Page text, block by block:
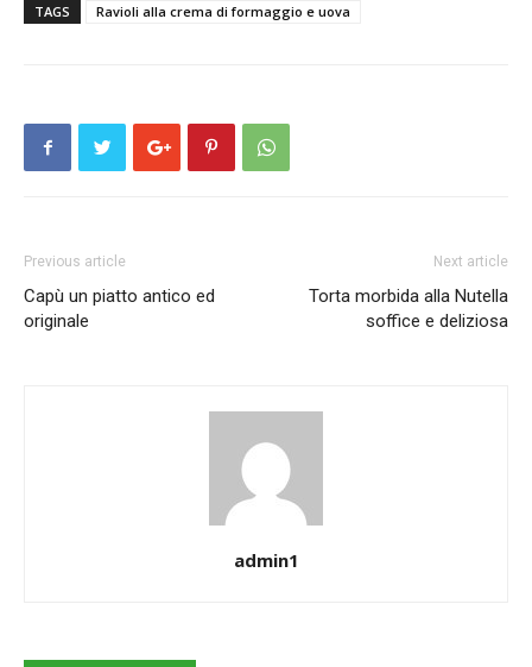
TAGS Ravioli alla crema di formaggio e uova
Previous article
Capù un piatto antico ed
originale
Next article
Torta morbida alla Nutella
soffice e deliziosa
admin1